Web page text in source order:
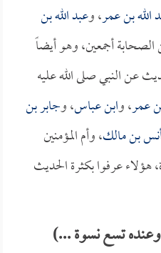
الله بن عمر، وعبد الله بن
أجمعين، وهو أيضاً
عن النبي صلى الله عليه
عمر، وابن عباس، وجابر بن
بن مالك، وأم المؤمنين
هؤلاء عرفوا بكثرة الحديث
تسع نسوة ...)